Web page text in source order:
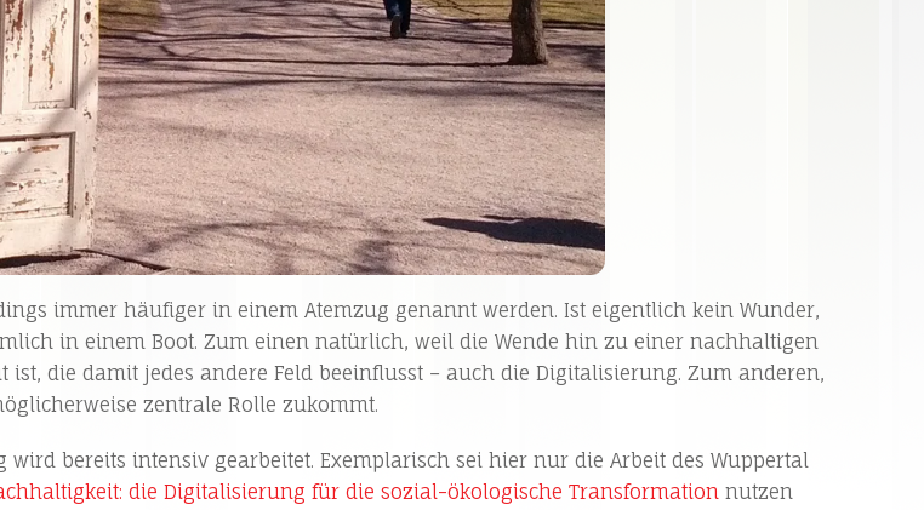
immer häufiger in einem Atemzug genannt werden. Ist eigentlich kein Wunder,
in einem Boot. Zum einen natürlich, weil die Wende hin zu einer nachhaltigen
die damit jedes andere Feld beeinflusst – auch die Digitalisierung. Zum anderen,
zentrale Rolle zukommt.
bereits intensiv gearbeitet. Exemplarisch sei hier nur die Arbeit des Wuppertal
die Digitalisierung für die sozial-ökologische Transformation nutzen